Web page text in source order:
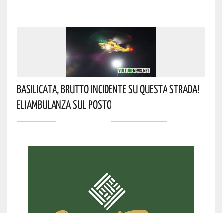
Basilicata, Brutto Incidente Su Questa Strada!
Eliambulanza Sul Posto